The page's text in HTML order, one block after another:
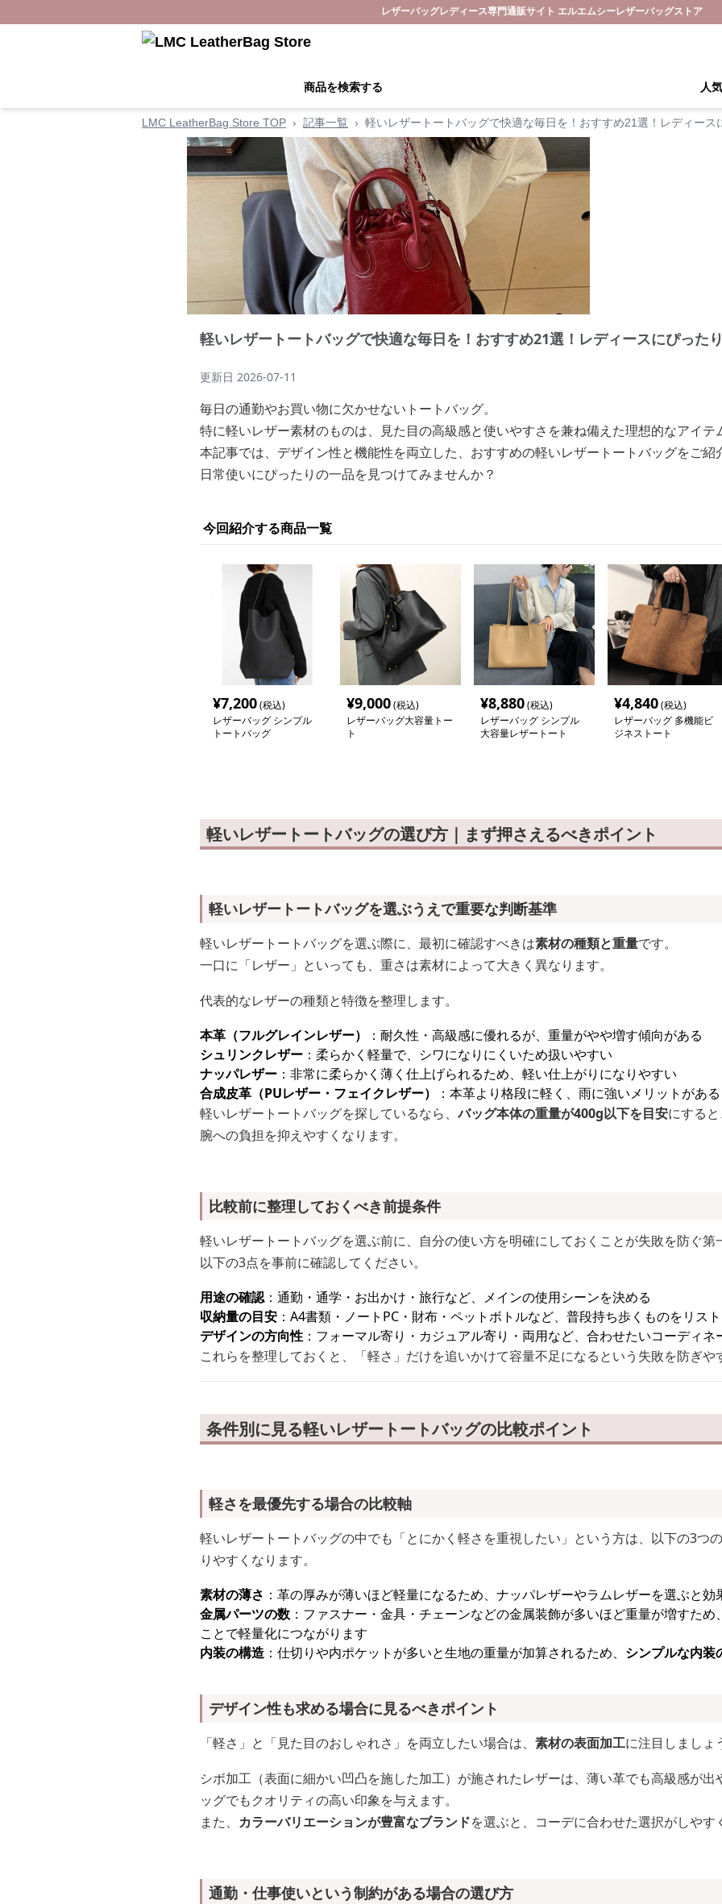
レザーバッグレディース専門通販サイト エルエムシーレザーバッグストア
商品を検索する 人
LMC LeatherBag Store TOP › 記事一覧 › 軽いレザートートバッグで快適な毎日を！おすすめ21選！レディース
軽いレザートートバッグで快適な毎日を！おすすめ21選！レディースにぴった
更新日 2026-07-11
毎日の通勤やお買い物に欠かせないトートバッグ。
特に軽いレザー素材のものは、見た目の高級感と使いやすさを兼ね備えた理想的なアイテ
本記事では、デザイン性と機能性を両立した、おすすめの軽いレザートートバッグをご紹
日常使いにぴったりの一品を見つけてみませんか？
今回紹介する商品一覧
¥7,200(税込)
レザーバッグ シンプル
トートバッグ
¥9,000(税込)
レザーバッグ大容量トー
ト
¥8,880(税込)
レザーバッグ シンプル
大容量レザートート
¥4,840(税込)
レザーバッグ 多機能ビ
ジネストート
軽いレザートートバッグの選び方｜まず押さえるべきポイント
軽いレザートートバッグを選ぶうえで重要な判断基準
軽いレザートートバッグを選ぶ際に、最初に確認すべきは素材の種類と重量です。
一口に「レザー」といっても、重さは素材によって大きく異なります。
代表的なレザーの種類と特徴を整理します。
本革（フルグレインレザー）
：耐久性・高級感に優れるが、重量がやや増す傾向がある
シュリンクレザー ：柔らかく軽量で、シワになりにくいため扱いやすい
ナッパレザー ：非常に柔らかく薄く仕上げられるため、軽い仕上がりになりやすい
合成皮革（PUレザー・フェイクレザー）
：本革より格段に軽く、雨に強いメリットがある
軽いレザートートバッグを探しているなら、バッグ本体の重量が400g以下を目安にする
腕への負担を抑えやすくなります。
比較前に整理しておくべき前提条件
軽いレザートートバッグを選ぶ前に、自分の使い方を明確にしておくことが失敗を防ぐ第
以下の3点を事前に確認してください。
用途の確認：通勤・通学・お出かけ・旅行など、メインの使用シーンを決める
収納量の目安 ：A4書類・ノートPC・財布・ペットボトルなど、普段持ち歩くものをリス
デザインの方向性 ：フォーマル寄り・カジュアル寄り・両用など、合わせたいコーディネ
これらを整理しておくと、「軽さ」だけを追いかけて容量不足になるという失敗を防ぎや
条件別に見る軽いレザートートバッグの比較ポイント
軽さを最優先する場合の比較軸
軽いレザートートバッグの中でも「とにかく軽さを重視したい」という方は、以下の3つ
りやすくなります。
素材の薄さ ：革の厚みが薄いほど軽量になるため、ナッパレザーやラムレザーを選ぶと効
金属パーツの数 ：ファスナー・金具・チェーンなどの金属装飾が多いほど重量が増すた
ことで軽量化につながります
内装の構造 ：仕切りや内ポケットが多いと生地の重量が加算されるため、 シンプルな内装
デザイン性も求める場合に見るべきポイント
「軽さ」と「見た目のおしゃれさ」を両立したい場合は、 素材の表面加工に注目しましょ
シボ加工（表面に細かい凹凸を施した加工）が施されたレザーは、薄い革でも高級感が
ッグでもクオリティの高い印象を与えます。
また、 カラーバリエーションが豊富なブランドを選ぶと、コーデに合わせた選択がしやす
通勤・仕事使いという制約がある場合の選び方